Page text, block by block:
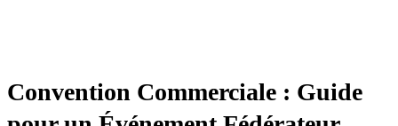
Convention Commerciale : Guide